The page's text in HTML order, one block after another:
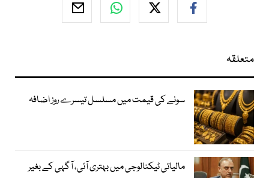
متعلقہ
سونے کی قیمت میں مسلسل تیسرے روز اضافہ
مالیاتی ٹیکنالوجی میں بہتری آئی، آگہی کے بغیر